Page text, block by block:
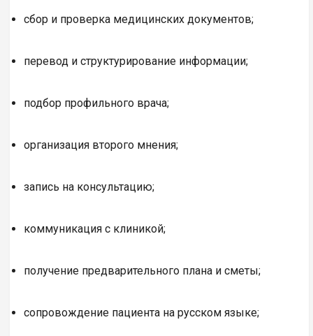
сбор и проверка медицинских документов;
перевод и структурирование информации;
подбор профильного врача;
организация второго мнения;
запись на консультацию;
коммуникация с клиникой;
получение предварительного плана и сметы;
сопровождение пациента на русском языке;